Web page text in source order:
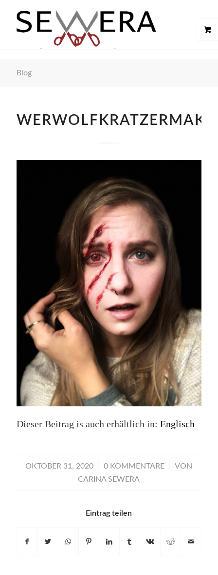
Blog
Dieser Beitrag is auch erhältlich in: Englisch
OKTOBER 31, 2020
/ 0 KOMMENTARE
/
VON
CARINA SEWERA
Eintrag teilen